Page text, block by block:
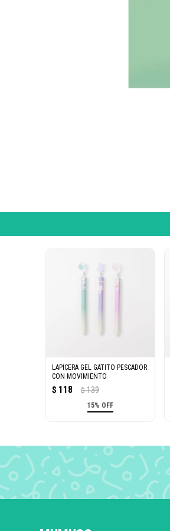
LAPICERA GEL GATITO PESCADOR
CON MOVIMIENTO
$ 118 $ 139
15% OFF